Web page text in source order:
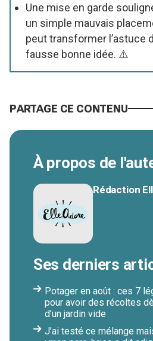
Une mise en garde
un simple mauvais
peut transformer l’astuce
fausse bonne idée. ⚠️
PARTAGE CE CONTENU
À propos de
Rédaction
Ses derniers
Potager en août : ces 7
pour avoir des récoltes
d’un jardin vide
J’ai testé ce mélange